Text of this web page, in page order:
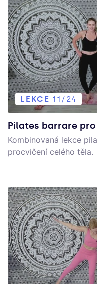
LEKCE 11/24
Pilates barrare
Kombinovaná lekce
procvičení celého těla.